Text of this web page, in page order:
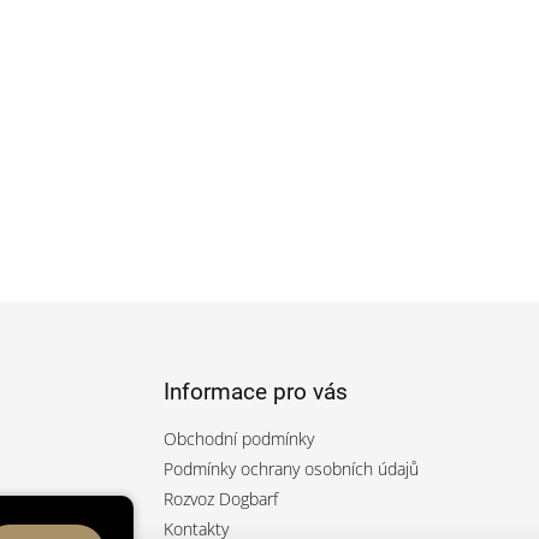
Informace pro vás
Obchodní podmínky
Podmínky ochrany osobních údajů
Rozvoz Dogbarf
Kontakty